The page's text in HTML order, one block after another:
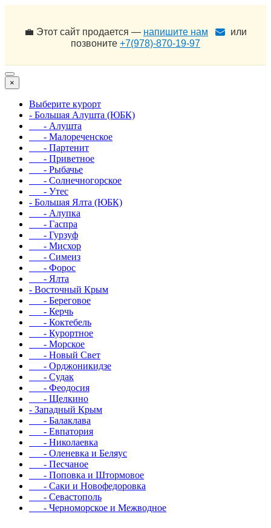
💼 Этот сайт продается — напишите нам
или
позвоните +7(978)-870-19-97
×
Выберите курорт
- Большая Алушта (ЮБК)
- Алушта
- Малореченское
- Партенит
- Приветное
- Рыбачье
- Солнечногорское
- Утес
- Большая Ялта (ЮБК)
- Алупка
- Гаспра
- Гурзуф
- Мисхор
- Симеиз
- Форос
- Ялта
- Восточный Крым
- Береговое
- Керчь
- Коктебель
- Курортное
- Морское
- Новый Свет
- Орджоникидзе
- Судак
- Феодосия
- Щелкино
- Западный Крым
- Балаклава
- Евпатория
- Николаевка
- Оленевка и Беляус
- Песчаное
- Поповка и Штормовое
- Саки и Новофедоровка
- Севастополь
- Черноморское и Межводное